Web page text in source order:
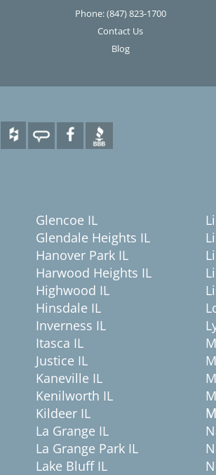
Phone:(847) 823-1700
Contact Us
Blog
Glencoe IL
Glendale Heights IL
Hanover Park IL
Harwood Heights IL
Highwood IL
Hinsdale IL
Inverness IL
Itasca IL
Justice IL
Kaneville IL
Kenilworth IL
Kildeer IL
La Grange IL
La Grange Park IL
Lake Bluff IL